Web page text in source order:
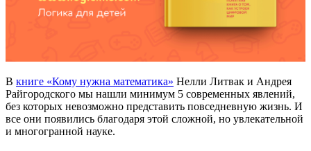
В книге «Кому нужна математика» Нелли Литвак и Андрея
Райгородского мы нашли минимум 5 современных явлений,
без которых невозможно представить повседневную жизнь. И
все они появились благодаря этой сложной, но увлекательной
и многогранной науке.